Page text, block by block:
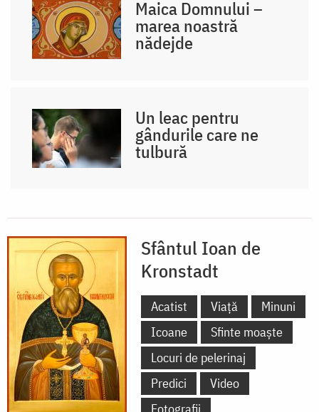
Maica Domnului –
marea noastră
nădejde
Un leac pentru
gândurile care ne
tulbură
Sfântul Ioan de
Kronstadt
Acatist Viață
Minuni
Icoane
Sfinte moaște
Locuri de pelerinaj
Predici
Video